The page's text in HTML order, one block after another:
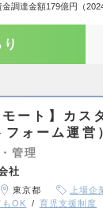
調達金額179億円（
モート】カス
フォーム運営
管理
社
東京都 上場企
もOK 育児支援制度